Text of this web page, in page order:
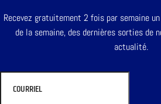
Recevez gratuitement 2 fois par semaine
de la semaine, des dernières sorties de
actualité.